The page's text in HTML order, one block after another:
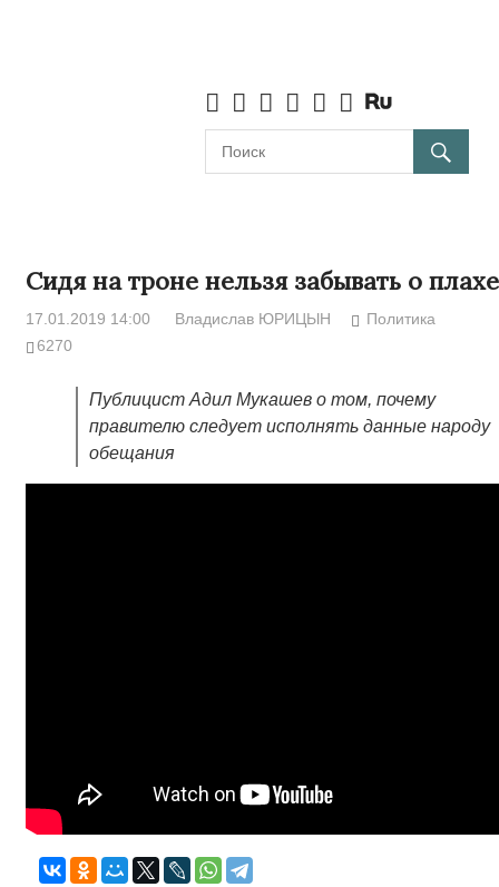
Сидя на троне нельзя забывать о плахе
17.01.2019 14:00 Владислав ЮРИЦЫН
Политика
6270
Публицист Адил Мукашев о том, почему
правителю следует исполнять данные народу
обещания